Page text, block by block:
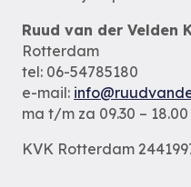
Ruud van der Velden
Rotterdam
tel: 06-54785180
e-mail:
ma t/m za 09.30 –
KVK Rotterdam